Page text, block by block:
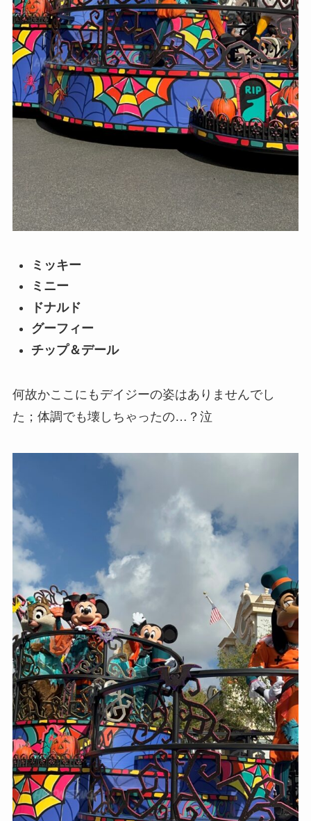
ミッキー
ミニー
ドナルド
グーフィー
チップ＆デール
何故かここにもデイジーの姿はありませんでし
た；体調でも壊しちゃったの…？泣